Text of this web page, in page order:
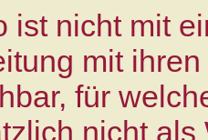
ist nicht mit
mit
für
nicht